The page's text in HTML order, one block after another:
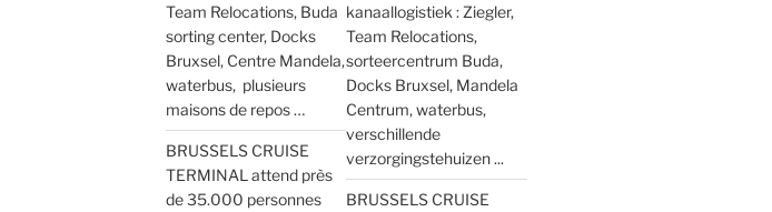
Team Relocations, Buda
sorting center, Docks
Bruxsel, Centre Mandela,
waterbus, plusieurs
maisons de repos …
BRUSSELS CRUISE
TERMINAL attend près
de 35.000 personnes
kanaallogistiek : Ziegler,
Team Relocations,
sorteercentrum Buda,
Docks Bruxsel, Mandela
Centrum, waterbus,
verschillende
verzorgingstehuizen ...
BRUSSELS CRUISE